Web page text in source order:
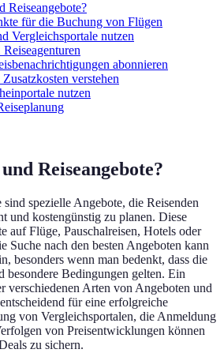
Reiseangebote?
für die Buchung von Flügen
Vergleichsportale nutzen
abonnieren
verstehen
nutzen
Reiseangebote?
spezielle Angebote, die Reisenden
und kostengünstig zu planen. Diese
auf Flüge, Pauschalreisen, Hotels oder
Suche nach den besten Angeboten kann
besonders wenn man bedenkt, dass die
besondere Bedingungen gelten. Ein
verschiedenen Arten von Angeboten und
für eine erfolgreiche
von Vergleichsportalen, die Anmeldung
von Preisentwicklungen können
zu sichern.